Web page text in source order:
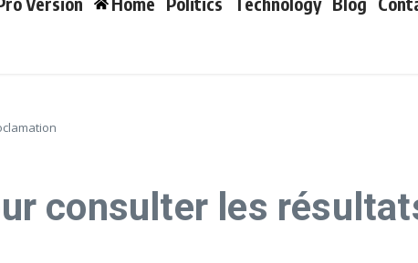
consulter les